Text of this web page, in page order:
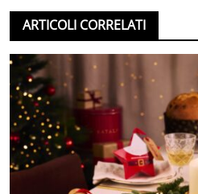
ARTICOLI CORRELATI